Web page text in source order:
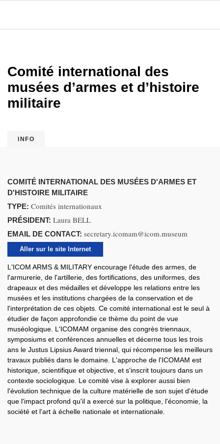
Comité international des
musées d’armes et d’histoire
militaire
INFO
COMITÉ INTERNATIONAL DES MUSÉES D'ARMES ET
D'HISTOIRE MILITAIRE
TYPE: Comités internationaux
PRÉSIDENT: Laura BELL
EMAIL DE CONTACT: secretary.icomam@icom.museum
Aller sur le site Internet
L'ICOM ARMS & MILITARY encourage l'étude des armes, de
l'armurerie, de l'artillerie, des fortifications, des uniformes, des
drapeaux et des médailles et développe les relations entre les
musées et les institutions chargées de la conservation et de
l'interprétation de ces objets. Ce comité international est le seul à
étudier de façon approfondie ce thème du point de vue
muséologique. L'ICOMAM organise des congrès triennaux,
symposiums et conférences annuelles et décerne tous les trois
ans le Justus Lipsius Award triennal, qui récompense les meilleurs
travaux publiés dans le domaine. L'approche de l'ICOMAM est
historique, scientifique et objective, et s'inscrit toujours dans un
contexte sociologique. Le comité vise à explorer aussi bien
l'évolution technique de la culture matérielle de son sujet d'étude
que l'impact profond qu'il a exercé sur la politique, l'économie, la
société et l'art à échelle nationale et internationale.